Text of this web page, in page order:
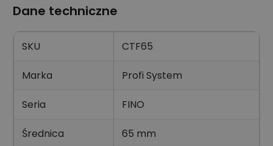
Dane techniczne
SKU CTF65
Marka Profi System
Seria FINO
Średnica 65 mm